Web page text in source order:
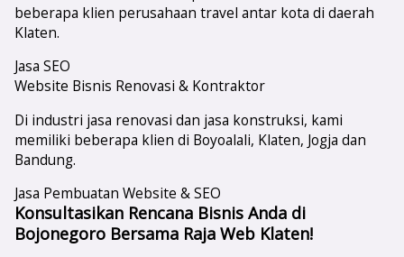
beberapa klien perusahaan travel antar kota di daerah
Klaten.
Jasa SEO
Website Bisnis Renovasi & Kontraktor
Di industri jasa renovasi dan jasa konstruksi, kami
memiliki beberapa klien di Boyoalali, Klaten, Jogja dan
Bandung.
Jasa Pembuatan Website & SEO
Konsultasikan Rencana Bisnis Anda di
Bojonegoro Bersama Raja Web Klaten!